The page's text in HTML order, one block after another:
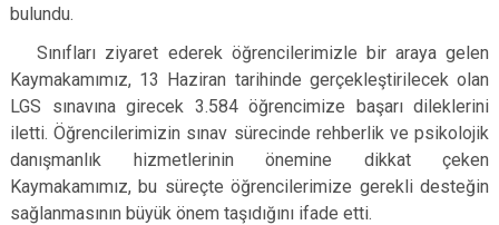
Beyoğlu
Büyükçekmece
Çatalca
Esenler
Eyüpsultan
Sarıyer
Şile
Silivri
Şişli
Çekmeköy
Esenyurt
Sancaktepe
Sultangazi
bulundu.
Sınıfları ziyaret ederek öğrencilerimizle bir araya gelen
Kaymakamımız, 13 Haziran tarihinde gerçekleştirilecek olan
LGS sınavına girecek 3.584 öğrencimize başarı dileklerini
iletti. Öğrencilerimizin sınav sürecinde rehberlik ve psikolojik
danışmanlık hizmetlerinin önemine dikkat çeken
Kaymakamımız, bu süreçte öğrencilerimize gerekli desteğin
sağlanmasının büyük önem taşıdığını ifade etti.